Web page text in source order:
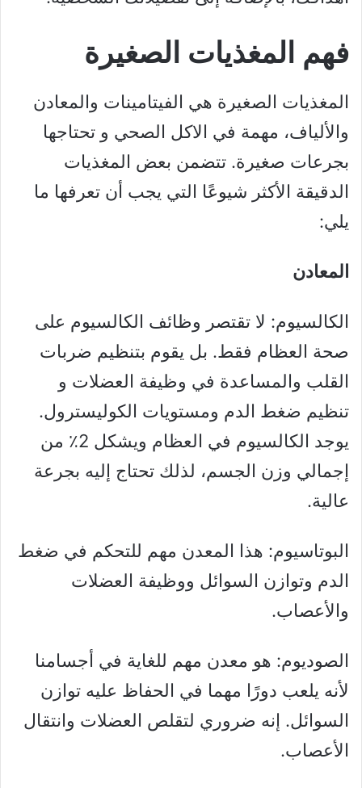
فهم المغذيات الصغيرة
المغذيات الصغيرة هي الفيتامينات والمعادن
والألياف، مهمة في الاكل الصحي و تحتاجها
بجرعات صغيرة. تتضمن بعض المغذيات
الدقيقة الأكثر شيوعًا التي يجب أن تعرفها ما
يلي:
المعادن
الكالسيوم: لا تقتصر وظائف الكالسيوم على
صحة العظام فقط. بل يقوم بتنظيم ضربات
القلب والمساعدة في وظيفة العضلات و
تنظيم ضغط الدم ومستويات الكوليسترول.
يوجد الكالسيوم في العظام ويشكل 2٪ من
إجمالي وزن الجسم، لذلك تحتاج إليه بجرعة
عالية.
البوتاسيوم: هذا المعدن مهم للتحكم في ضغط
الدم وتوازن السوائل ووظيفة العضلات
والأعصاب.
الصوديوم: هو معدن مهم للغاية في أجسامنا
لأنه يلعب دورًا مهما في الحفاظ عليه توازن
السوائل. إنه ضروري لتقلص العضلات وانتقال
الأعصاب.